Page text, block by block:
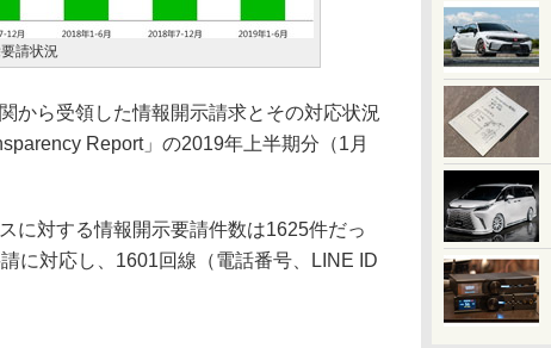
請状況
から受領した情報開示請求とその対応状況
Report」の2019年上半期分（1月
に対する情報開示要請件数は1625件だっ
に対応し、1601回線（電話番号、LINE ID